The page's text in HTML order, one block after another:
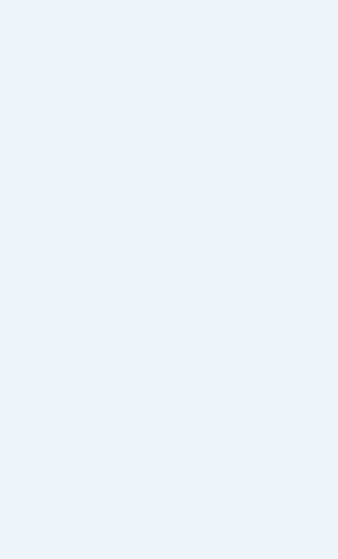
o:
silničního přepravce
(odpovědnost, cestovní pojištění,
ručení, havarijní pojištění, GAP,
nástaveb)
z provozní činnosti
dopravce